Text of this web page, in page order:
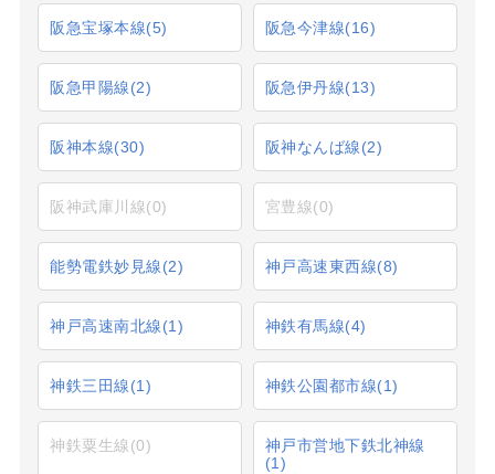
阪急宝塚本線(5) 阪急今津線(16)
阪急甲陽線(2) 阪急伊丹線(13)
阪神本線(30) 阪神なんば線(2)
阪神武庫川線(0) 宮豊線(0)
能勢電鉄妙見線(2) 神戸高速東西線(8)
神戸高速南北線(1) 神鉄有馬線(4)
神鉄三田線(1) 神鉄公園都市線(1)
神鉄粟生線(0)
神戸市営地下鉄北神線
(1)